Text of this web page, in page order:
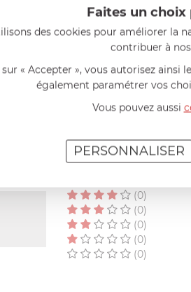
latérales pour une bonne
de mieux griller.
AIDE
(0)
(0)
(0)
(0)
(0)
Faites un choix
des cookies pour améliorer la
contribuer à
« Accepter », vous autorisez ainsi
également paramétrer vos
Vous pouvez aussi
PERSONNALISER